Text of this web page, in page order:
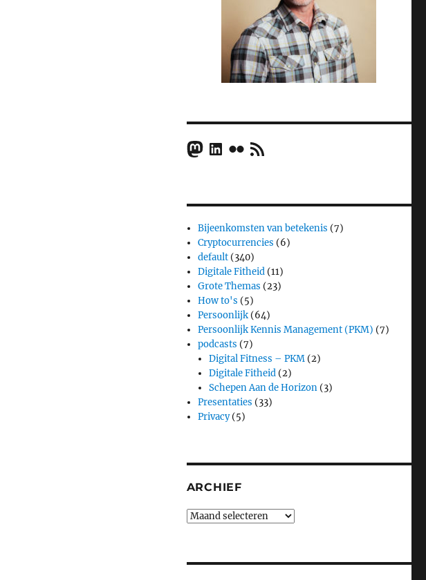
Mastodon
LinkedIn
FlickrRSS Feed
Bijeenkomsten van betekenis (7)
Cryptocurrencies (6)
default(340)
Digitale Fitheid(11)
Grote Themas (23)
How to's (5)
Persoonlijk(64)
Persoonlijk Kennis Management (PKM) (7)
podcasts (7)
Digital Fitness – PKM (2)
Digitale Fitheid (2)
Schepen Aan de Horizon (3)
Presentaties (33)
Privacy(5)
ARCHIEF
Archief